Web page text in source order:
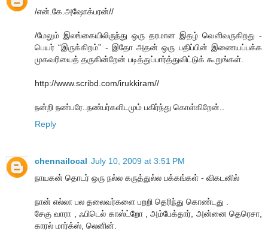
/என்.கே.அஷோக்பரன்//
/மேலும் இலங்கையிலிருந்து ஒரு தரமான இதழ் வெளிவருகிறது -
பெயர் “இருக்கிறம்” - இதோ அதன் ஒரு பதிப்பின் இணையப்பக்க
முகவரியைத் தருகின்றேன் படித்துப்பார்த்துவிட்டுக் கூறுங்கள்.
http://www.scribd.com/irukkiram//
நன்றி நண்பரே..நண்பர்களிடமும் பகிர்ந்து கொள்கிறேன்..
Reply
chennailocal July 10, 2009 at 3:51 PM
நாயகன் தொடர் ஒரு நல்ல கருத்துல்ல பக்கங்கள் - விகடனில்
நான் எல்லா பல தலைவர்களை பறறி தெரிந்து கொண்டது .
சேகு வாரா , ஃபிடெல் காஸ்ட்றோ , அம்பேக்தார், அன்னை தெரெசா,
காரல் மார்க்ஸ், லெனின்.